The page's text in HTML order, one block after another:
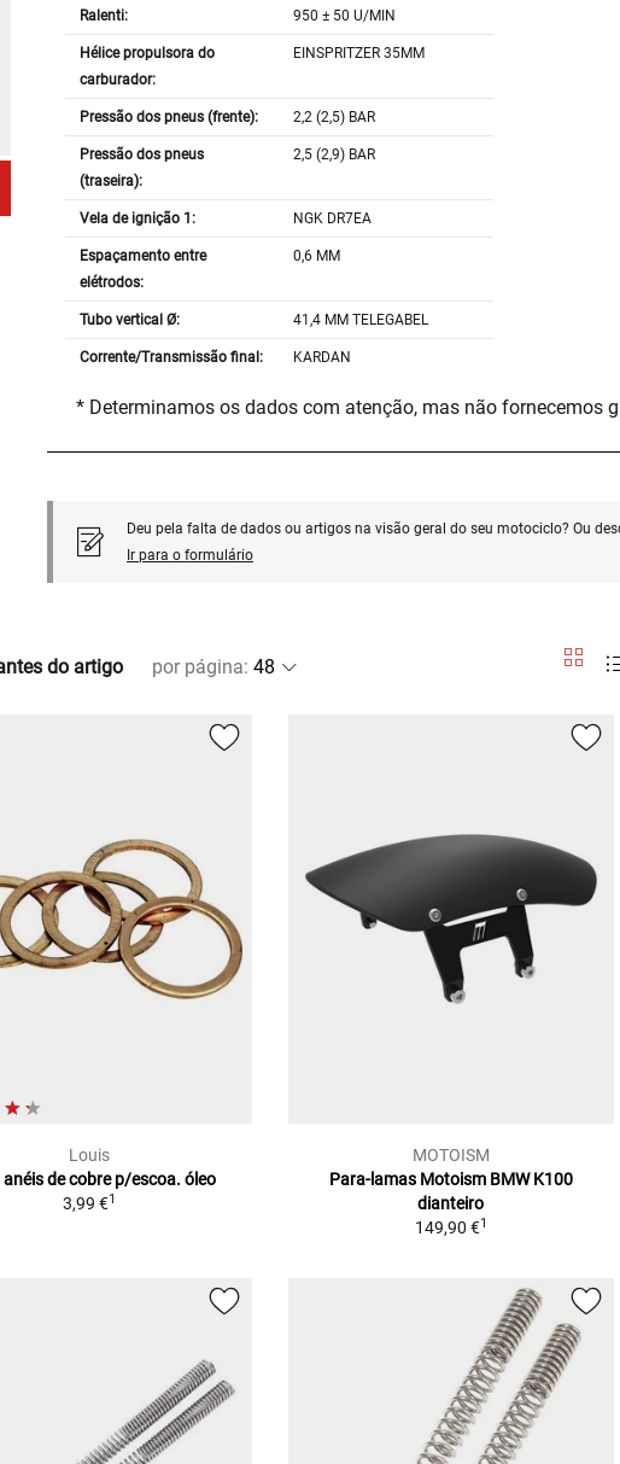
Ralenti: 950 ± 50 U/MIN
Hélice propulsora do
carburador:
EINSPRITZER 35MM
Pressão dos pneus (frente): 2,2 (2,5) BAR
Pressão dos pneus
(traseira):
2,5 (2,9) BAR
Vela de ignição 1: NGK DR7EA
Espaçamento entre
elétrodos:
0,6 MM
Tubo vertical Ø: 41,4 MM TELEGABEL
Corrente/Transmissão final: KARDAN
* Determinamos os dados com atenção, mas não fornecemos
Deu pela falta de dados ou artigos na visão geral do seu motociclo? Ou
Ir para o formulário
do artigo por página:
Louis
anéis de cobre p/escoa. óleo
3,99 €1
MOTOISM
Para-lamas Motoism BMW K100
dianteiro
149,90 €1